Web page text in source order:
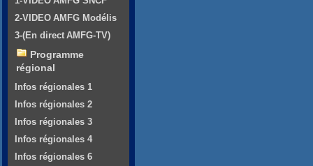
2-VIDEO AMFG Modélis
3-(En direct AMFG-TV)
Programme
régional
Infos régionales 1
Infos régionales 2
Infos régionales 3
Infos régionales 4
Infos régionales 6